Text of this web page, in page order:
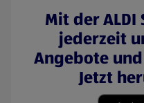
Mit der ALDI
jederzeit
Angebote
Jetzt